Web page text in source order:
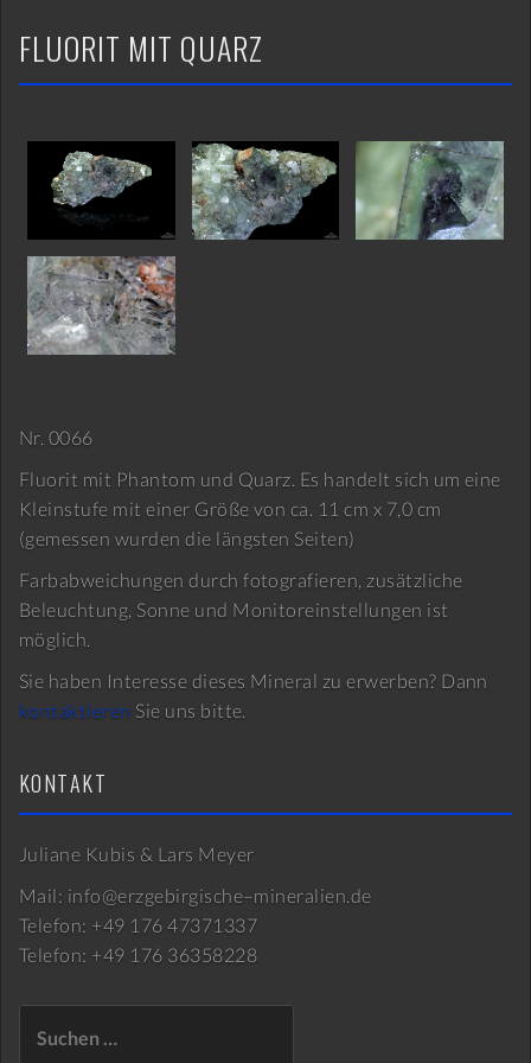
FLUORIT MIT QUARZ
Nr. 0066
Fluorit mit Phantom und Quarz. Es handelt sich um eine
Kleinstufe mit einer Größe von ca. 11 cm x 7,0 cm
(gemessen wurden die längsten Seiten)
Farbabweichungen durch fotografieren, zusätzliche
Beleuchtung, Sonne und Monitoreinstellungen ist
möglich.
Sie haben Interesse dieses Mineral zu erwerben? Dann
kontaktieren Sie uns bitte.
KONTAKT
Juliane Kubis & Lars Meyer
Mail: info@erzgebirgische–mineralien.de
Telefon: +49 176 47371337
Telefon: +49 176 36358228
nach: